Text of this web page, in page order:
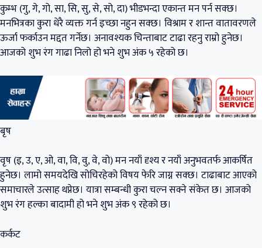
कुम्भ (गु, गे, गो, सा, सि, सु, से, सो, दा) भीडभन्दा एकान्त मन पर्न सक्छ।
मनभित्रका कुरा धेरै व्यक्त गर्न इच्छा नहुन सक्छ। विश्राम र शान्त वातावरणले
ऊर्जा फर्काउन मद्दत गर्नेछ। अनावश्यक चिन्ताबाट टाढा रहनु राम्रो हुनेछ।
आजको शुभ रंग गाढा निलो हो भने शुभ अंक ५ रहेको छ।
बृष
वृष (इ, उ, ए, ओ, वा, वि, वु, वे, वो) मन नयाँ दृश्य र नयाँ अनुभवतर्फ आकर्षित
हुनेछ। लामो समयदेखि सोचिरहेको विषय फेरि जाग्न सक्छ। टाढाबाट आएको
समाचारले उत्साह थप्नेछ। यात्रा सम्बन्धी कुरा चल्न सक्ने संकेत छ। आजको
शुभ रंग हल्का बादामी हो भने शुभ अंक ९ रहेको छ।
कर्कट